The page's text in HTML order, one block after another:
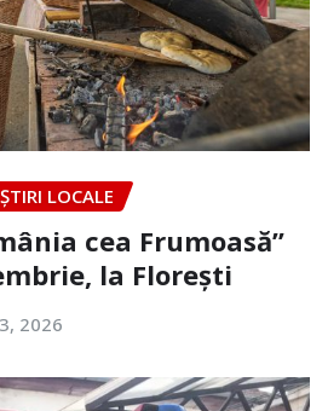
ȘTIRI LOCALE
cea Frumoasă”
la Florești
2026